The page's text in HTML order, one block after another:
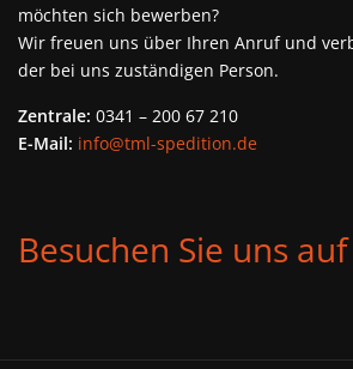
möchten sich bewerben?
Wir freuen uns über Ihren Anruf und
der bei uns zuständigen Person.
Zentrale: 0341 – 200 67 210
E-Mail: info@tml-spedition.de
Besuchen Sie uns auf